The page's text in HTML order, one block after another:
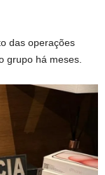
das operações
grupo há meses.